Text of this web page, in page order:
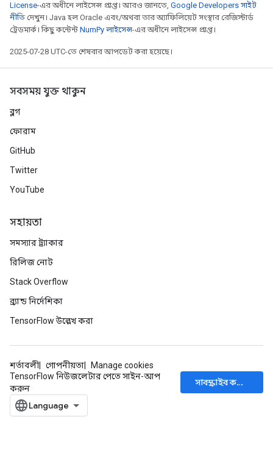
License-এর অধীনে লাইসেন্স প্রাপ্ত। আরও জানতে, Google Developers সাইট
নীতি দেখুন। Java হল Oracle এবং/অথবা তার অ্যাফিলিয়েট সংস্থার রেজিস্টার্ড
ট্রেডমার্ক। কিছু কন্টেন্ট NumPy লাইসেন্স-এর অধীনে লাইসেন্স প্রাপ্ত।
2025-07-28 UTC-তে শেষবার আপডেট করা হয়েছে।
সবসময় যুক্ত থাকুন
ব্লগ
ফোরাম
GitHub
Twitter
YouTube
সহায়তা
সমস্যার ট্র্যাকার
রিলিজ নোট
Stack Overflow
ব্র্যান্ড নির্দেশিকা
TensorFlow উল্লেখ করা
শর্তাবলী গোপনীয়তা
Manage cookies
TensorFlow নিউজলেটার পেতে সাইন-আপ
করুন
সাবস্ক্রাইব করুন